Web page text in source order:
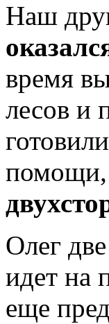
Наш
время
лесов и
помощи,
Олег
идет на
еще